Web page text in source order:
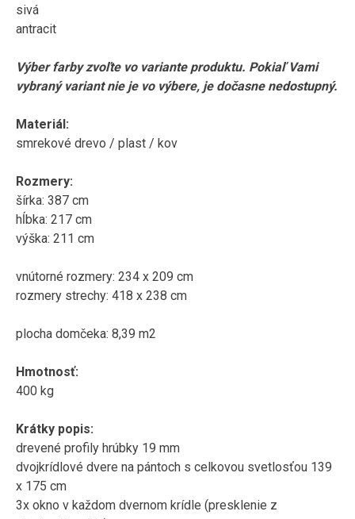
sivá
antracit
Výber farby zvoľte vo variante produktu. Pokiaľ Vami
vybraný variant nie je vo výbere, je dočasne nedostupný.
Materiál:
smrekové drevo / plast / kov
Rozmery:
šírka: 387 cm
hĺbka: 217 cm
výška: 211 cm
vnútorné rozmery: 234 x 209 cm
rozmery strechy: 418 x 238 cm
plocha domčeka: 8,39 m2
Hmotnosť:
400 kg
Krátky popis:
drevené profily hrúbky 19 mm
dvojkrídlové dvere na pántoch s celkovou svetlosťou 139
x 175 cm
3x okno v každom dvernom krídle (presklenie z